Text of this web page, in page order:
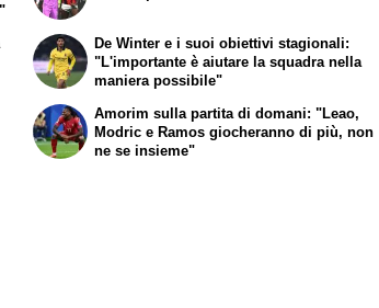
De Winter e i suoi obiettivi stagionali:
"L'importante è aiutare la squadra nella
maniera possibile"
Amorim sulla partita di domani: "Leao,
Modric e Ramos giocheranno di più, non
ne se insieme"